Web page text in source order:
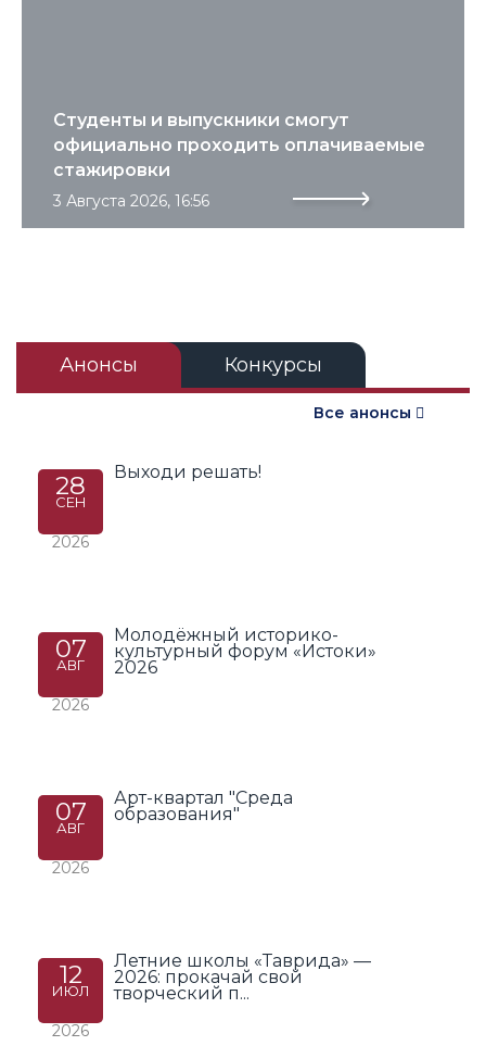
Подробнее
3 Августа 2026, 16:56
Студенты и выпускники смогут
официально проходить оплачиваемые
стажировки
Анонсы Конкурсы
Все анонсы
28
СЕН
2026
Выходи решать!
07
АВГ
2026
Молодёжный историко-
культурный форум «Истоки»
2026
07
АВГ
2026
Арт-квартал "Среда
образования"
12
ИЮЛ
2026
Летние школы «Таврида» —
2026: прокачай свой
творческий п...